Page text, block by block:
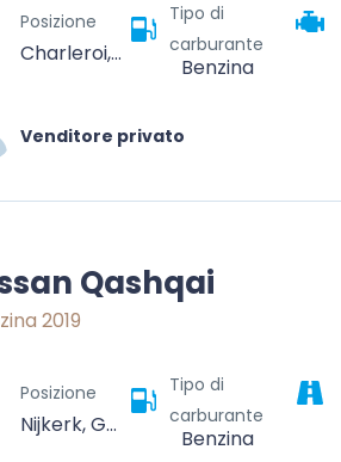
Posizione
Charleroi, Hainaut, Wallonia, Belgium
Tipo di
carburante
Benzina
Venditore privato
Qashqai
2019
Posizione
Nijkerk, Gelderland, Nederland
Tipo di
carburante
Benzina